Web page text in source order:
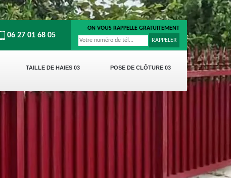
TAILLE DE HAIES 03 POSE DE CLÔTURE 03
06 27 01 68 05
ON VOUS RAPPELLE GRATUITEMENT